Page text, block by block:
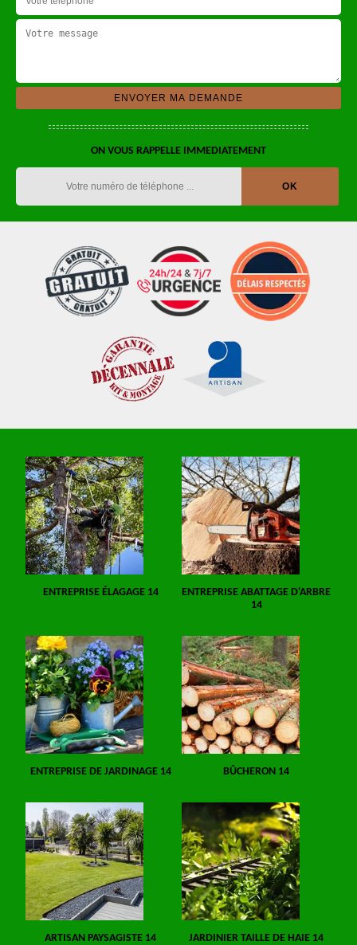
ON VOUS RAPPELLE IMMEDIATEMENT
ENTREPRISE ÉLAGAGE 14
ENTREPRISE ABATTAGE D'ARBRE
14
ENTREPRISE DE JARDINAGE 14 BÛCHERON 14
ARTISAN PAYSAGISTE 14 JARDINIER TAILLE DE HAIE 14